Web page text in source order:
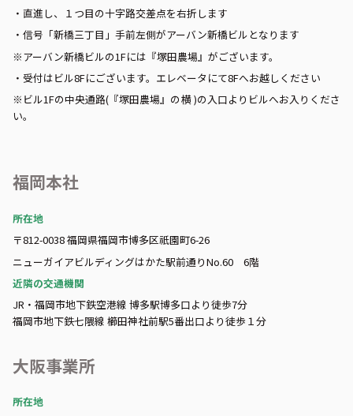
・直進し、１つ目の十字路交差点を右折します
・信号「新橋三丁目」手前左側がアーバン新橋ビルとなります
※アーバン新橋ビルの1Fには『塚田農場』がございます。
・受付はビル8Fにございます。エレベータにて8Fへお越しください
※ビル1Fの中央通路(『塚田農場』の横 )の入口よりビルへお入りくださ
い。
福岡本社
所在地
〒812-0038 福岡県福岡市博多区祇園町6-26
ニューガイアビルディングはかた駅前通りNo.60 6階
近隣の交通機関
JR・福岡市地下鉄空港線 博多駅博多口より徒歩7分
福岡市地下鉄七隈線 櫛田神社前駅5番出口より徒歩１分
大阪事業所
所在地